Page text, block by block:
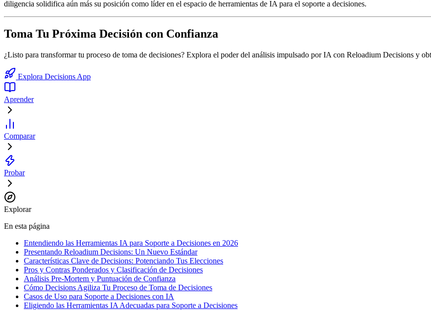
diligencia solidifica aún más su posición como líder en el espacio de herramientas de IA para el soporte a decisiones.
Toma Tu Próxima Decisión con Confianza
¿Listo para transformar tu proceso de toma de decisiones? Explora el poder del análisis impulsado por IA con Reloadium Decisions y
Explora Decisions App
Aprender
Comparar
Probar
Explorar
En esta página
Entendiendo las Herramientas IA para Soporte a Decisiones en 2026
Presentando Reloadium Decisions: Un Nuevo Estándar
Características Clave de Decisions: Potenciando Tus Elecciones
Pros y Contras Ponderados y Clasificación de Decisiones
Análisis Pre-Mortem y Puntuación de Confianza
Cómo Decisions Agiliza Tu Proceso de Toma de Decisiones
Casos de Uso para Soporte a Decisiones con IA
Eligiendo las Herramientas IA Adecuadas para Soporte a Decisiones